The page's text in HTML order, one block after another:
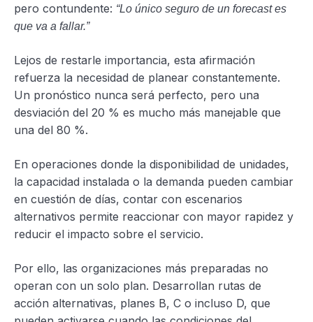
pero contundente: “Lo único seguro de un forecast es
que va a fallar.”
Lejos de restarle importancia, esta afirmación
refuerza la necesidad de planear constantemente.
Un pronóstico nunca será perfecto, pero una
desviación del 20 % es mucho más manejable que
una del 80 %.
En operaciones donde la disponibilidad de unidades,
la capacidad instalada o la demanda pueden cambiar
en cuestión de días, contar con escenarios
alternativos permite reaccionar con mayor rapidez y
reducir el impacto sobre el servicio.
Por ello, las organizaciones más preparadas no
operan con un solo plan. Desarrollan rutas de
acción alternativas, planes B, C o incluso D, que